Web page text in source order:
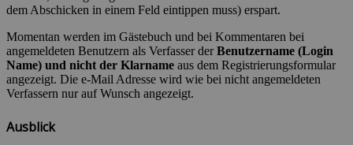
dem Abschicken in einem Feld eintippen muss) erspart.
Momentan werden im Gästebuch und bei Kommentaren bei
angemeldeten Benutzern als Verfasser derBenutzername (Login
Name) und nicht der Klarname aus dem Registrierungsformular
angezeigt. Die e-Mail Adresse wird wie bei nicht angemeldeten
Verfassern nur auf Wunsch angezeigt.
Ausblick